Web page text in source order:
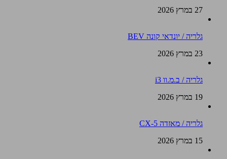
27 במרץ 2026
גלריה / יונדאי קונה BEV
23 במרץ 2026
גלריה / ב.מ.וו i3
19 במרץ 2026
גלריה / מאזדה CX-5
15 במרץ 2026